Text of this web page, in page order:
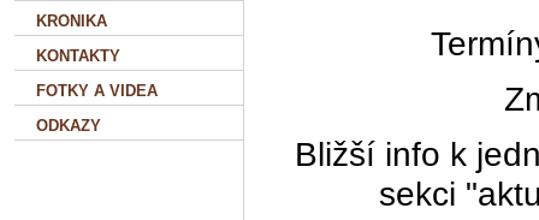
Bližší info k
sekci
KRONIKA
KONTAKTY
FOTKY A VIDEA
ODKAZY